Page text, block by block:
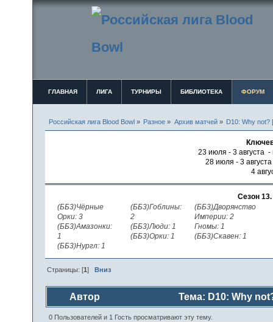
ГЛАВНАЯ ЛИГА ТУРНИРЫ БИБЛИОТЕКА ФОРУМ
Российская лига Blood Bowl » Разное » Архив матчей» D10: Why not?
23 июля - 3 августа -
28 июля - 3
4
Сезон 13.
(ББ3)Чёрные
Орки: 3
(ББ3)Амазонки:
1
(ББ3)Нургл: 1
(ББ3)Гоблины:
2
(ББ3)Люди: 1
(ББ3)Орки: 1
(ББ3)Дворянство
Империи: 2
Гномы: 1
(ББ3)Скавен: 1
Страницы: [1]Вниз
Автор
Тема: D10: Why
(Прочитано 117 раз)
0 Пользователей и 1 Гость просматривают эту тему.